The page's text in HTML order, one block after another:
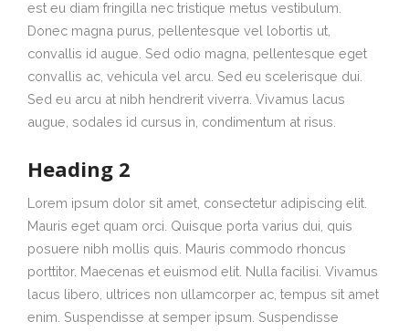
est eu diam fringilla nec tristique metus vestibulum.
Donec magna purus, pellentesque vel lobortis ut,
convallis id augue. Sed odio magna, pellentesque eget
convallis ac, vehicula vel arcu. Sed eu scelerisque dui.
Sed eu arcu at nibh hendrerit viverra. Vivamus lacus
augue, sodales id cursus in, condimentum at risus.
Heading 2
Lorem ipsum dolor sit amet, consectetur adipiscing elit.
Mauris eget quam orci. Quisque porta varius dui, quis
posuere nibh mollis quis. Mauris commodo rhoncus
porttitor. Maecenas et euismod elit. Nulla facilisi. Vivamus
lacus libero, ultrices non ullamcorper ac, tempus sit amet
enim. Suspendisse at semper ipsum. Suspendisse